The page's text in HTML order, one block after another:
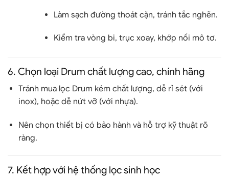
Làm sạch đường thoát cặn, tránh tắc nghẽn.
Kiểm tra vòng bi, trục xoay, khớp nối mô tơ.
6. Chọn loại Drum chất lượng cao, chính hãng
Tránh mua lọc Drum kém chất lượng, dễ rỉ sét (với
inox), hoặc dễ nứt vỡ (với nhựa).
Nên chọn thiết bị có bảo hành và hỗ trợ kỹ thuật rõ
ràng.
7. Kết hợp với hệ thống lọc sinh học